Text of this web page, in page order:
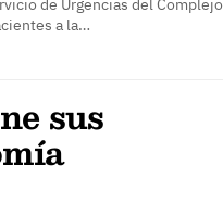
de Urgencias del Complejo
a la…
sus